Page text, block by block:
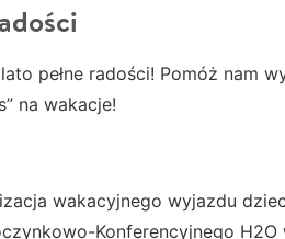
pełne radości! Pomóż nam
na wakacje!
wakacyjnego wyjazdu
Konferencyjnego H2O